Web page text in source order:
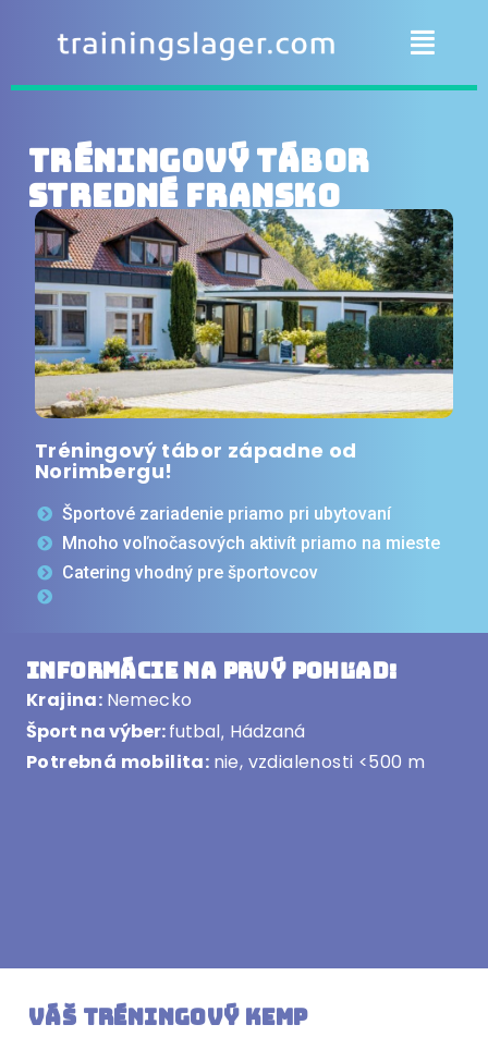
Tréningový tábor
Stredné Fransko
Tréningový tábor západne od
Norimbergu!
Športové zariadenie priamo pri ubytovaní
Mnoho voľnočasových aktivít priamo na mieste
Catering vhodný pre športovcov
Informácie na prvý pohľad:
Krajina: Nemecko
Šport na výber:futbal, Hádzaná
Potrebná mobilita: nie, vzdialenosti <500 m
Váš tréningový kemp